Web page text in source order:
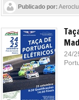
Publicado por:
24/